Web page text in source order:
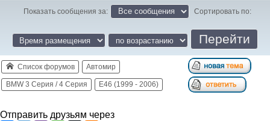
Показать сообщения за: Сортировать по:
Список форумов Автомир
BMW 3 Серия / 4 Серия E46 (1999 - 2006)
Отправить друзьям через